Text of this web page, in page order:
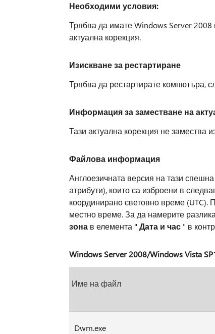
Необходими условия:
Трябва да имате Windows Server 2008
актуална корекция.
Изискване за рестартиране
Трябва да рестартирате компютъра,
Информация за заместване на
Тази актуална корекция не замества
Файлова информация
Англоезичната версия на тази
атрибути), които са изброени в
координирано световно време
местно време. За да намерите
зонав елемента " Дата и час" в
Windows Server 2008/Windows Vista
Име на файл
Dwm.exe